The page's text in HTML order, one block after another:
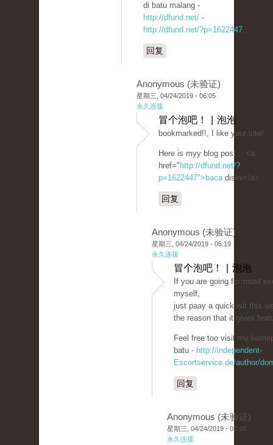
di batu malang -
http://dfund.net/ -
http://dfund.net/?p=1622447 ,
回复
Anonymous (未验证)
星期三, 04/24/2019 - 06:05
永久连接
冒个泡吧！ | 泡泡
ƅookmarked!!, I like yߋur site!
Here is myy blog post :: <a
href=" http://dfund.net/?
p=1622447">bacadisini</a>
回复
Anonymous (未验证)
星期三, 04/24/2019 - 05:19
永久连接
冒个泡吧！ | 泡泡
If you arе going foг most
myѕelf,
just paaу a quick isit this
the reason that it gives
Feel free too visit mү
batu - http://independent-
Escortservice.de/author/
回复
Anonymous (未验证)
星期三, 04/24/2019 - 05:48
永久连接